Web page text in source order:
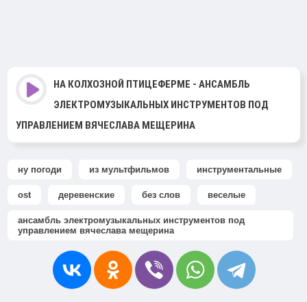
НА КОЛХОЗНОЙ ПТИЦЕФЕРМЕ - АНСАМБЛЬ
ЭЛЕКТРОМУЗЫКАЛЬНЫХ ИНСТРУМЕНТОВ ПОД
УПРАВЛЕНИЕМ ВЯЧЕСЛАВА МЕЩЕРИНА
ну погоди из мультфильмов инструментальные
ost деревенские без слов веселые
ансамбль электромузыкальных инструментов под
управлением вячеслава мещерина